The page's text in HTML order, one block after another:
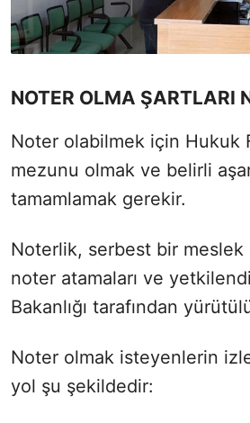
NOTER OLMA ŞARTLARI
Noter olabilmek için Hukuk
mezunu olmak ve belirli
tamamlamak gerekir.
Noterlik, serbest bir meslek
noter atamaları ve
Bakanlığı tarafından
Noter olmak isteyenlerin
yol şu şekildedir: